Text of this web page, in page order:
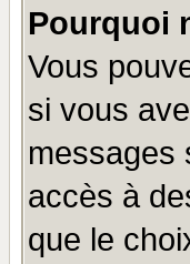
Pourquoi
Vous
si vous
messages
accès à
que le